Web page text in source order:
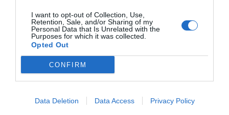
I want to opt-out of Collection, Use,
Retention, Sale, and/or Sharing of my
Personal Data that Is Unrelated with the
Purposes for which it was collected.
Opted Out
CONFIRM
Data Deletion Data Access Privacy Policy
Masseria La Grave- Ostuni - Contrada La Grave Di Ciole, sn
(Brindisi)
"La Masseria La Grave, costruita fra il 1700 ed il 1800, è situata a 10
minuti d'auto dal centro di Ostuni. Tutte le unit..."
(Bari)
Masseria Magli Resort - Martina Franca - Strada Magli